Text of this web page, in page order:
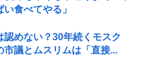
食べてやる」
認めない？30年続くモスク
議とムスリムは「直接...